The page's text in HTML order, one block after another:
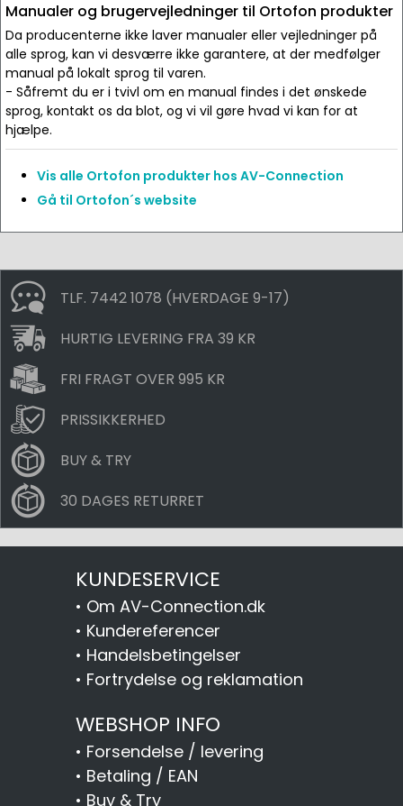
Manualer og brugervejledninger til Ortofon produkter
Da producenterne ikke laver manualer eller vejledninger på
alle sprog, kan vi desværre ikke garantere, at der medfølger
manual på lokalt sprog til varen.
- Såfremt du er i tvivl om en manual findes i det ønskede
sprog, kontakt os da blot, og vi vil gøre hvad vi kan for at
hjælpe.
Vis alle Ortofon produkter hos AV-Connection
Gå til Ortofon´s website
TLF. 7442 1078 (HVERDAGE 9-17)
HURTIG LEVERING FRA 39 KR
FRI FRAGT OVER 995 KR
PRISSIKKERHED
BUY & TRY
30 DAGES RETURRET
KUNDESERVICE
• Om AV-Connection.dk
• Kundereferencer
• Handelsbetingelser
• Fortrydelse og reklamation
WEBSHOP INFO
• Forsendelse / levering
• Betaling / EAN
• Buy & Try